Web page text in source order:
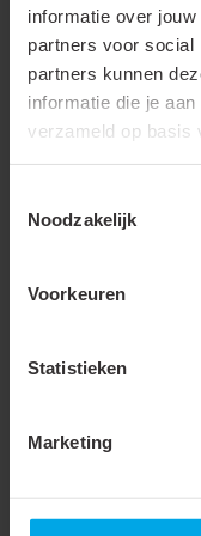
informatie over
partners voor social
partners kunnen
informatie die je
verzameld op basis
Noodzakelijk
Voorkeuren
Statistieken
Marketing
Extra wijde ingang
Bedrijfstemperatuur
Levering op band
Waterdicht
Lange schacht
Accessoires